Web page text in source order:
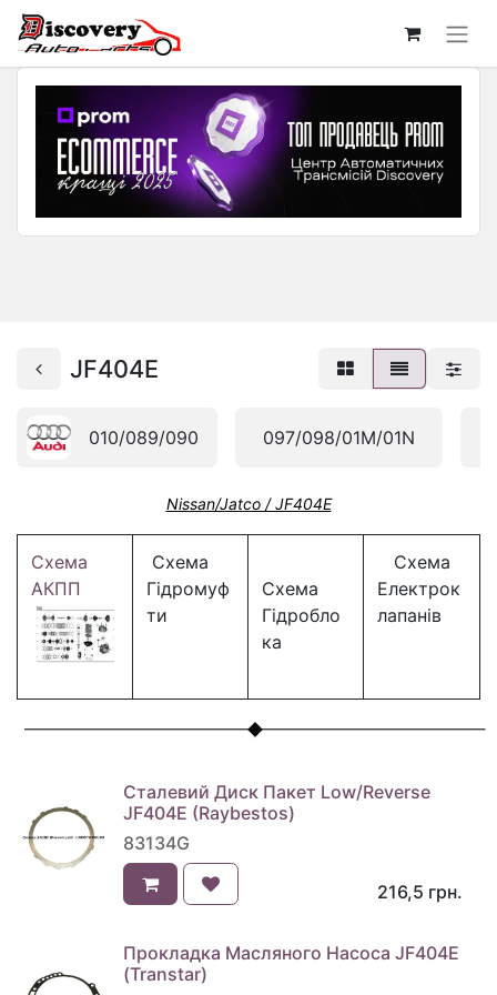
JF404E
010/089/090 097/098/01M/01N
Nissan/Jatco / JF404E
Схема
АКПП
Схема
Гідромуф
ти
Схема
Гідробло
ка
Схема
Електрок
лапанів
Сталевий Диск Пакет Low/Reverse
JF404E (Raybestos)
83134G
216,5 грн.
Прокладка Масляного Насоса JF404E
(Transtar)